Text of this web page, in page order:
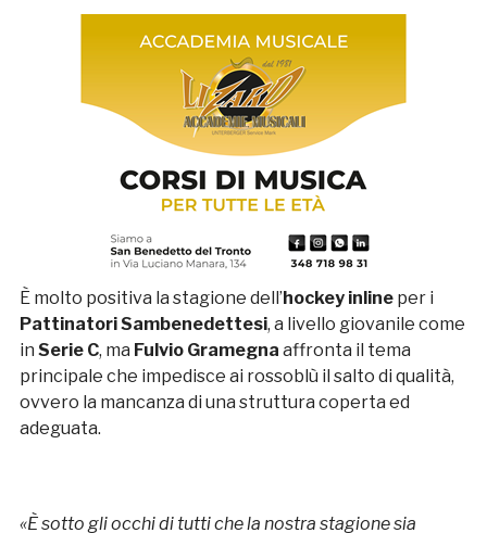
È molto positiva la stagione dell’ hockey inlineper i
Pattinatori Sambenedettesi, a livello giovanile come
in Serie C, ma Fulvio Gramegna affronta il tema
principale che impedisce ai rossoblù il salto di qualità,
ovvero la mancanza di una struttura coperta ed
adeguata.
«È sotto gli occhi di tutti che la nostra stagione sia